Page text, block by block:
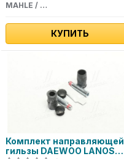
MAHLE / KNECHT
КУПИТЬ
Комплект направляющей
гильзы DAEWOO LANOS